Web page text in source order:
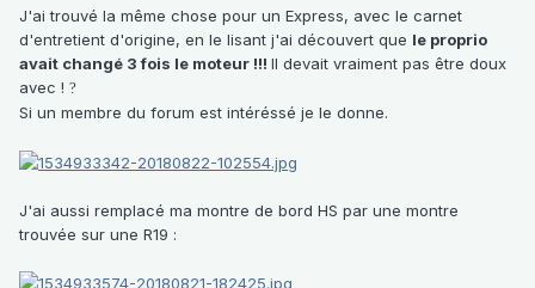
J'ai trouvé la même chose pour un Express, avec le carnet
d'entretient d'origine, en le lisant j'ai découvert que le proprio
avait changé 3 fois le moteur !!! Il devait vraiment pas être doux
avec ! ?
Si un membre du forum est intéréssé je le donne.
J'ai aussi remplacé ma montre de bord HS par une montre
trouvée sur une R19 :